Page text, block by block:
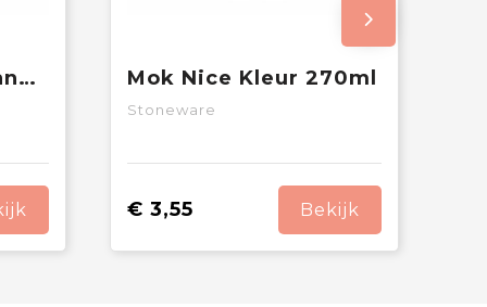
Kop & schotel Milano 160ml Mok Nice Kleur 270ml
Stoneware
€ 3,55 Bekijk